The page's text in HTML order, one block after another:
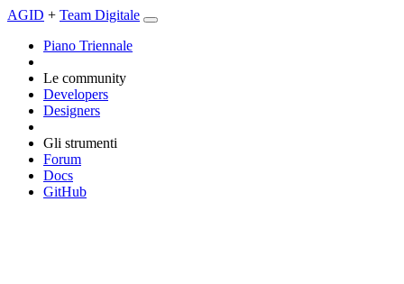
AGID + Team Digitale
Piano Triennale
Le community
Developers
Designers
Gli strumenti
Forum
Docs
GitHub